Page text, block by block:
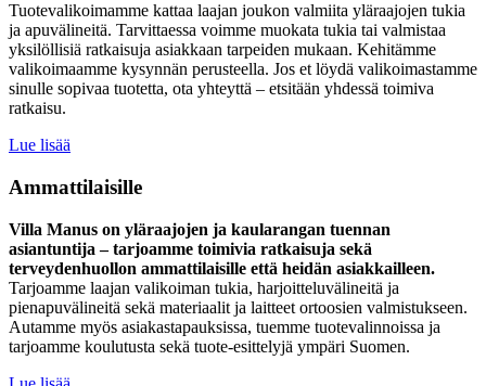
Tuotevalikoimamme kattaa laajan joukon valmiita yläraajojen tukia
ja apuvälineitä. Tarvittaessa voimme muokata tukia tai valmistaa
yksilöllisiä ratkaisuja asiakkaan tarpeiden mukaan. Kehitämme
valikoimaamme kysynnän perusteella. Jos et löydä valikoimastamme
sinulle sopivaa tuotetta, ota yhteyttä – etsitään yhdessä toimiva
ratkaisu.
Lue lisää
Ammattilaisille
Villa Manus on yläraajojen ja kaularangan tuennan
asiantuntija – tarjoamme toimivia ratkaisuja sekä
terveydenhuollon ammattilaisille että heidän asiakkailleen.
Tarjoamme laajan valikoiman tukia, harjoitteluvälineitä ja
pienapuvälineitä sekä materiaalit ja laitteet ortoosien valmistukseen.
Autamme myös asiakastapauksissa, tuemme tuotevalinnoissa ja
tarjoamme koulutusta sekä tuote-esittelyjä ympäri Suomen.